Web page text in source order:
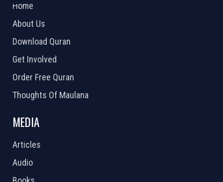
Home
About Us
Download Quran
Get Involved
Order Free Quran
Thoughts Of Maulana
MEDIA
Articles
Audio